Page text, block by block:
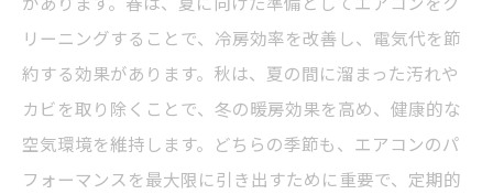
電気代を抑える掃除タイミング
省エネを実現するクリーニング時期
エコなエアコン運用のための掃除
クリーニングで電気代を節約する法
リーニングすることで、冷房効率を改善し、電気代を節
約する効果があります。秋は、夏の間に溜まった汚れや
カビを取り除くことで、冬の暖房効果を高め、健康的な
空気環境を維持します。どちらの季節も、エアコンのパ
フォーマンスを最大限に引き出すために重要で、定期的